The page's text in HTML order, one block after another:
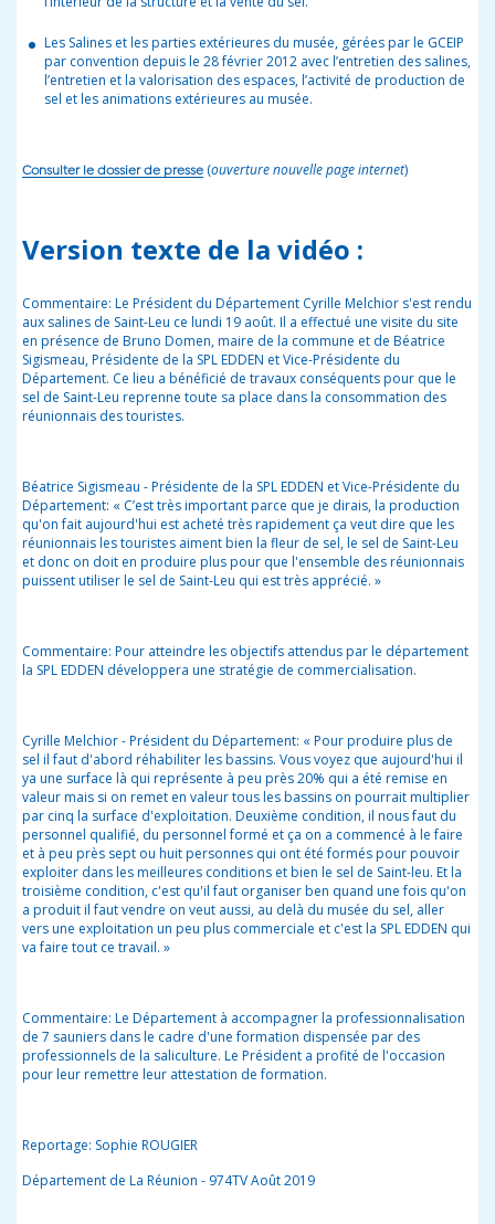
Les Salines et les parties extérieures du musée, gérées par le GCEIP
par convention depuis le 28 février 2012 avec l’entretien des salines,
l’entretien et la valorisation des espaces, l’activité de production de
sel et les animations extérieures au musée.
Consulter le dossier de presse (ouverture nouvelle page internet)
Version texte de la vidéo :
Commentaire: Le Président du Département Cyrille Melchior s'est rendu
aux salines de Saint-Leu ce lundi 19 août. Il a effectué une visite du site
en présence de Bruno Domen, maire de la commune et de Béatrice
Sigismeau, Présidente de la SPL EDDEN et Vice-Présidente du
Département. Ce lieu a bénéficié de travaux conséquents pour que le
sel de Saint-Leu reprenne toute sa place dans la consommation des
réunionnais des touristes.
Béatrice Sigismeau - Présidente de la SPL EDDEN et Vice-Présidente du
Département: « C’est très important parce que je dirais, la production
qu'on fait aujourd'hui est acheté très rapidement ça veut dire que les
réunionnais les touristes aiment bien la fleur de sel, le sel de Saint-Leu
et donc on doit en produire plus pour que l'ensemble des réunionnais
puissent utiliser le sel de Saint-Leu qui est très apprécié. »
Commentaire: Pour atteindre les objectifs attendus par le département
la SPL EDDEN développera une stratégie de commercialisation.
Cyrille Melchior - Président du Département: « Pour produire plus de
sel il faut d'abord réhabiliter les bassins. Vous voyez que aujourd'hui il
ya une surface là qui représente à peu près 20% qui a été remise en
valeur mais si on remet en valeur tous les bassins on pourrait multiplier
par cinq la surface d'exploitation. Deuxième condition, il nous faut du
personnel qualifié, du personnel formé et ça on a commencé à le faire
et à peu près sept ou huit personnes qui ont été formés pour pouvoir
exploiter dans les meilleures conditions et bien le sel de Saint-leu. Et la
troisième condition, c'est qu'il faut organiser ben quand une fois qu'on
a produit il faut vendre on veut aussi, au delà du musée du sel, aller
vers une exploitation un peu plus commerciale et c'est la SPL EDDEN qui
va faire tout ce travail. »
Commentaire: Le Département à accompagner la professionnalisation
de 7 sauniers dans le cadre d'une formation dispensée par des
professionnels de la saliculture. Le Président a profité de l'occasion
pour leur remettre leur attestation de formation.
Reportage: Sophie ROUGIER
Département de La Réunion - 974TV Août 2019